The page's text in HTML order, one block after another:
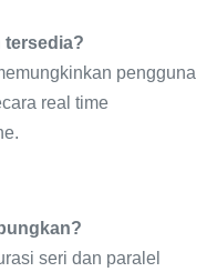
tersedia?
pengguna
real time
seri dan paralel